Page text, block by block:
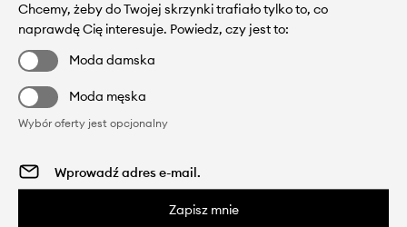
Chcemy, żeby do Twojej skrzynki trafiało tylko to, co
naprawdę Cię interesuje. Powiedz, czy jest to:
Moda damska
Moda męska
Wybór oferty jest opcjonalny
Zapisz mnie